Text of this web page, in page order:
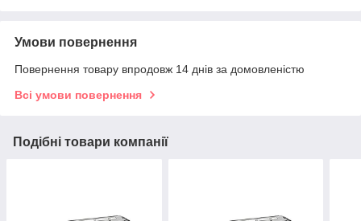
Умови повернення
Повернення товару впродовж 14 днів за домовленістю
Всі умови повернення
Подібні товари компанії